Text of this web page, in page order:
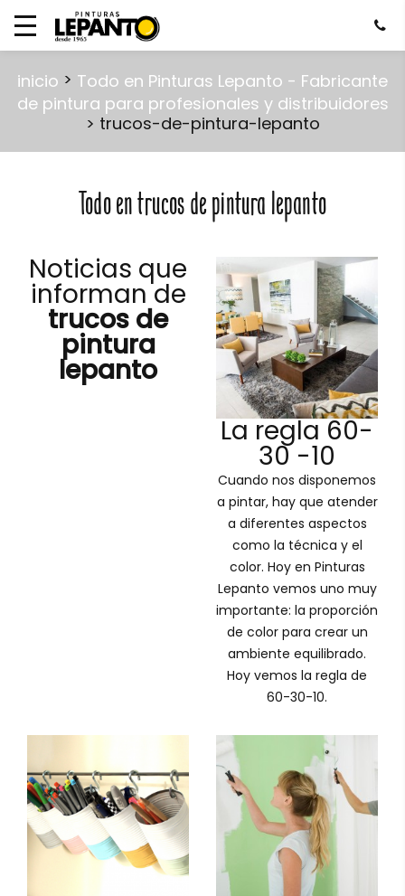
inicio > Todo en Pinturas Lepanto - Fabricante
de pintura para profesionales y distribuidores
> trucos-de-pintura-lepanto
Todo en trucos de pintura lepanto
Noticias que
informan de
trucos de
pintura
lepanto
La regla 60-
30 -10
Cuando nos disponemos
a pintar, hay que atender
a diferentes aspectos
como la técnica y el
color. Hoy en Pinturas
Lepanto vemos uno muy
importante: la proporción
de color para crear un
ambiente equilibrado.
Hoy vemos la regla de
60-30-10.